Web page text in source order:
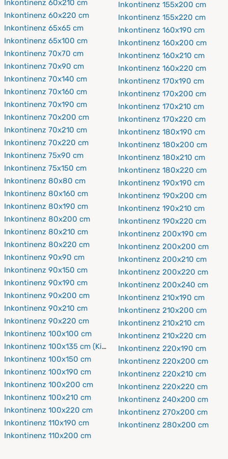
Inkontinenz 60x210 cm
Inkontinenz 60x220 cm
Inkontinenz 65x65 cm
Inkontinenz 65x100 cm
Inkontinenz 70x70 cm
Inkontinenz 70x90 cm
Inkontinenz 70x140 cm
Inkontinenz 70x160 cm
Inkontinenz 70x190 cm
Inkontinenz 70x200 cm
Inkontinenz 70x210 cm
Inkontinenz 70x220 cm
Inkontinenz 75x90 cm
Inkontinenz 75x150 cm
Inkontinenz 80x80 cm
Inkontinenz 80x160 cm
Inkontinenz 80x190 cm
Inkontinenz 80x200 cm
Inkontinenz 80x210 cm
Inkontinenz 80x220 cm
Inkontinenz 90x90 cm
Inkontinenz 90x150 cm
Inkontinenz 90x190 cm
Inkontinenz 90x200 cm
Inkontinenz 90x210 cm
Inkontinenz 90x220 cm
Inkontinenz 100x100 cm
Inkontinenz 100x135 cm (Kinderbettdecke)
Inkontinenz 100x150 cm
Inkontinenz 100x190 cm
Inkontinenz 100x200 cm
Inkontinenz 100x210 cm
Inkontinenz 100x220 cm
Inkontinenz 110x190 cm
Inkontinenz 110x200 cm
Inkontinenz 155x200 cm
Inkontinenz 155x220 cm
Inkontinenz 160x190 cm
Inkontinenz 160x200 cm
Inkontinenz 160x210 cm
Inkontinenz 160x220 cm
Inkontinenz 170x190 cm
Inkontinenz 170x200 cm
Inkontinenz 170x210 cm
Inkontinenz 170x220 cm
Inkontinenz 180x190 cm
Inkontinenz 180x200 cm
Inkontinenz 180x210 cm
Inkontinenz 180x220 cm
Inkontinenz 190x190 cm
Inkontinenz 190x200 cm
Inkontinenz 190x210 cm
Inkontinenz 190x220 cm
Inkontinenz 200x190 cm
Inkontinenz 200x200 cm
Inkontinenz 200x210 cm
Inkontinenz 200x220 cm
Inkontinenz 200x240 cm
Inkontinenz 210x190 cm
Inkontinenz 210x200 cm
Inkontinenz 210x210 cm
Inkontinenz 210x220 cm
Inkontinenz 220x190 cm
Inkontinenz 220x200 cm
Inkontinenz 220x210 cm
Inkontinenz 220x220 cm
Inkontinenz 240x200 cm
Inkontinenz 270x200 cm
Inkontinenz 280x200 cm